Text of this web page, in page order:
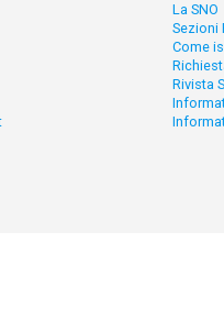
La SNO
Sezioni
Come
Rivista